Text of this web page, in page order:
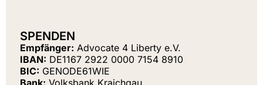
SPENDEN
Empfänger: Advocate 4 Liberty e.V.
IBAN: DE1167 2922 0000 7154 8910
BIC: GENODE61WIE
Bank: Volksbank Kraichgau